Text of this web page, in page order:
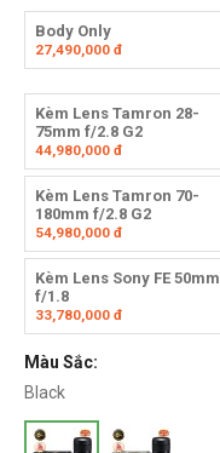
Body Only
27,490,000 đ
Kèm Lens Tamron 28-
75mm f/2.8 G2
44,980,000 đ
Kèm Lens Tamron 70-
180mm f/2.8 G2
54,980,000 đ
Kèm Lens Sony FE 50mm
f/1.8
33,780,000 đ
Màu Sắc:
Black